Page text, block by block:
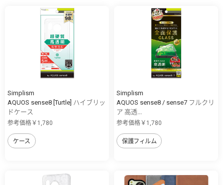
Simplism
AQUOS sense8 [Turtle] ハイブリッ
ドケース
参考価格￥1,780
ケース
Simplism
AQUOS sense8 / sense7 フルクリ
ア 高透...
参考価格￥1,780
保護フィルム